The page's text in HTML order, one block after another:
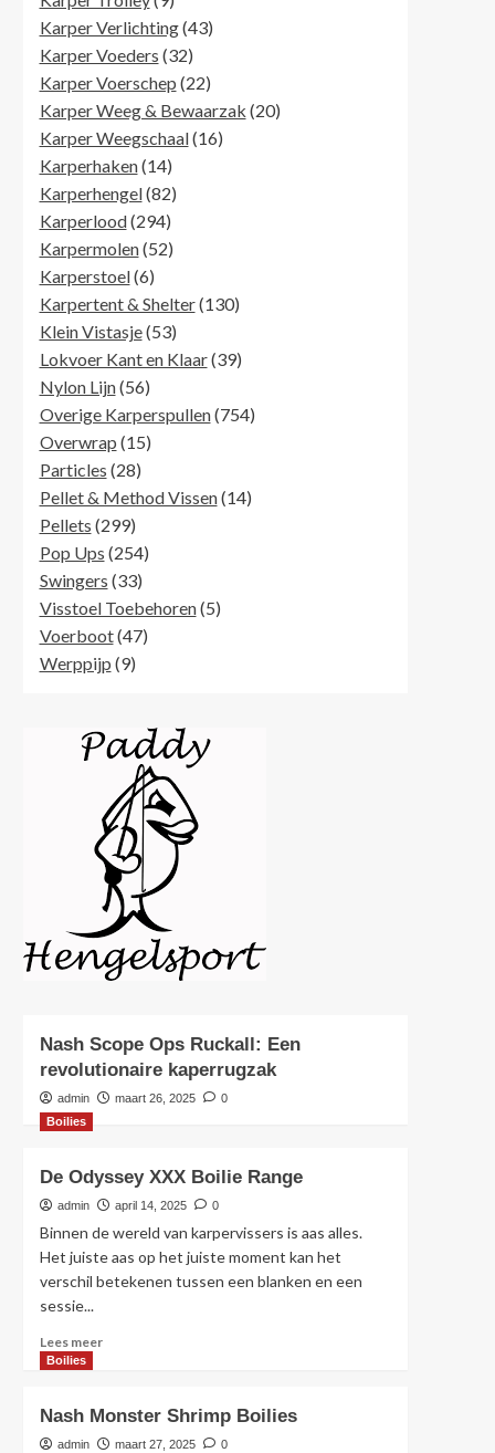
producten
Karper Verlichting 4343
Karper Voeders 3232
producten
Karper Voerschep 2222
producten
Karper Weeg & Bewaarzak 2020
Karper Weegschaal 1616
Karperhaken 1414
producten
Karperhengel 8282
producten
Karperlood 294294
producten
Karpermolen 5252
Karperstoel 66
producten
Karpertent & Shelter 130130
Klein Vistasje 5353
producten
Lokvoer Kant en Klaar 3939
Nylon Lijn 5656
producten
Overige Karperspullen 754754
Overwrap 1515
Particles 2828
producten
Pellet & Method Vissen 1414
Pellets 299299
producten
Pop Ups 254254
Swingers 3333
producten
Visstoel Toebehoren 55
Voerboot 4747
Werppijp 99
Nash Scope Ops Ruckall: Een
revolutionaire kaperrugzak
admin maart 26, 2025
0
Boilies
De Odyssey XXX Boilie Range
admin april 14, 2025 0
Binnen de wereld van karpervissers is aas alles.
Het juiste aas op het juiste moment kan het
verschil betekenen tussen een blanken en een
sessie...
Lees meerLees
Odyssey
XXX
Boilies
Nash Monster Shrimp Boilies
admin maart 27, 2025 0